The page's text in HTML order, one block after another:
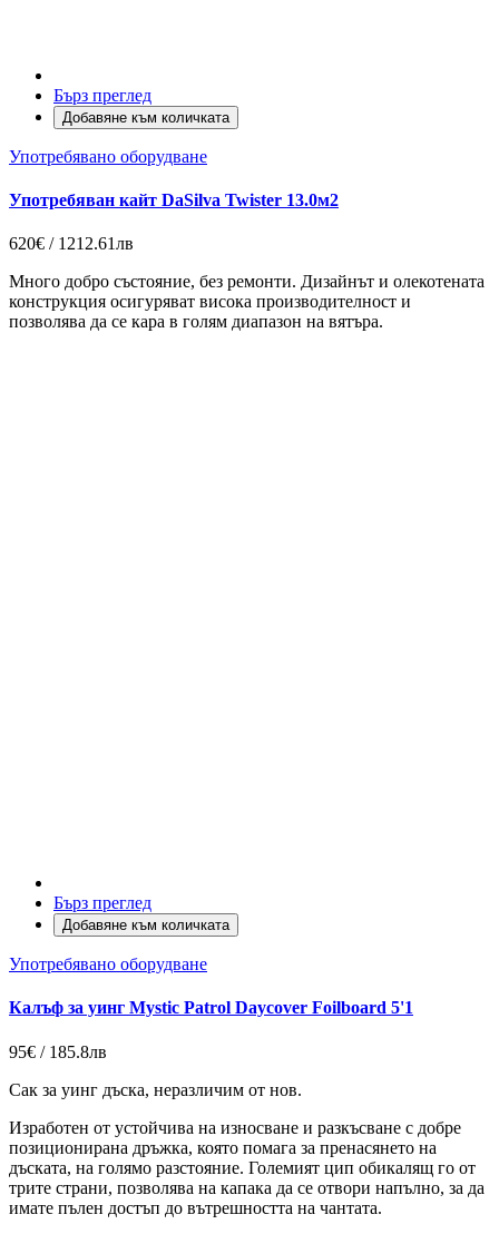
Бърз преглед
Добавяне към количката
Употребявано оборудване
Употребяван кайт DaSilva Twister 13.0м2
620€ / 1212.61лв
Много добро състояние, без ремонти. Дизайнът и олекотената
конструкция осигуряват висока производителност и
позволява да се кара в голям диапазон на вятъра.
Бърз преглед
Добавяне към количката
Употребявано оборудване
Калъф за уинг Mystic Patrol Daycover Foilboard 5'1
95€ / 185.8лв
Сак за уинг дъска, неразличим от нов.
Изработен от устойчива на износване и разкъсване с добре
позиционирана дръжка, която помага за пренасянето на
дъската, на голямо разстояние. Големият цип обикалящ го от
трите страни, позволява на капака да се отвори напълно, за да
имате пълен достъп до вътрешността на чантата.